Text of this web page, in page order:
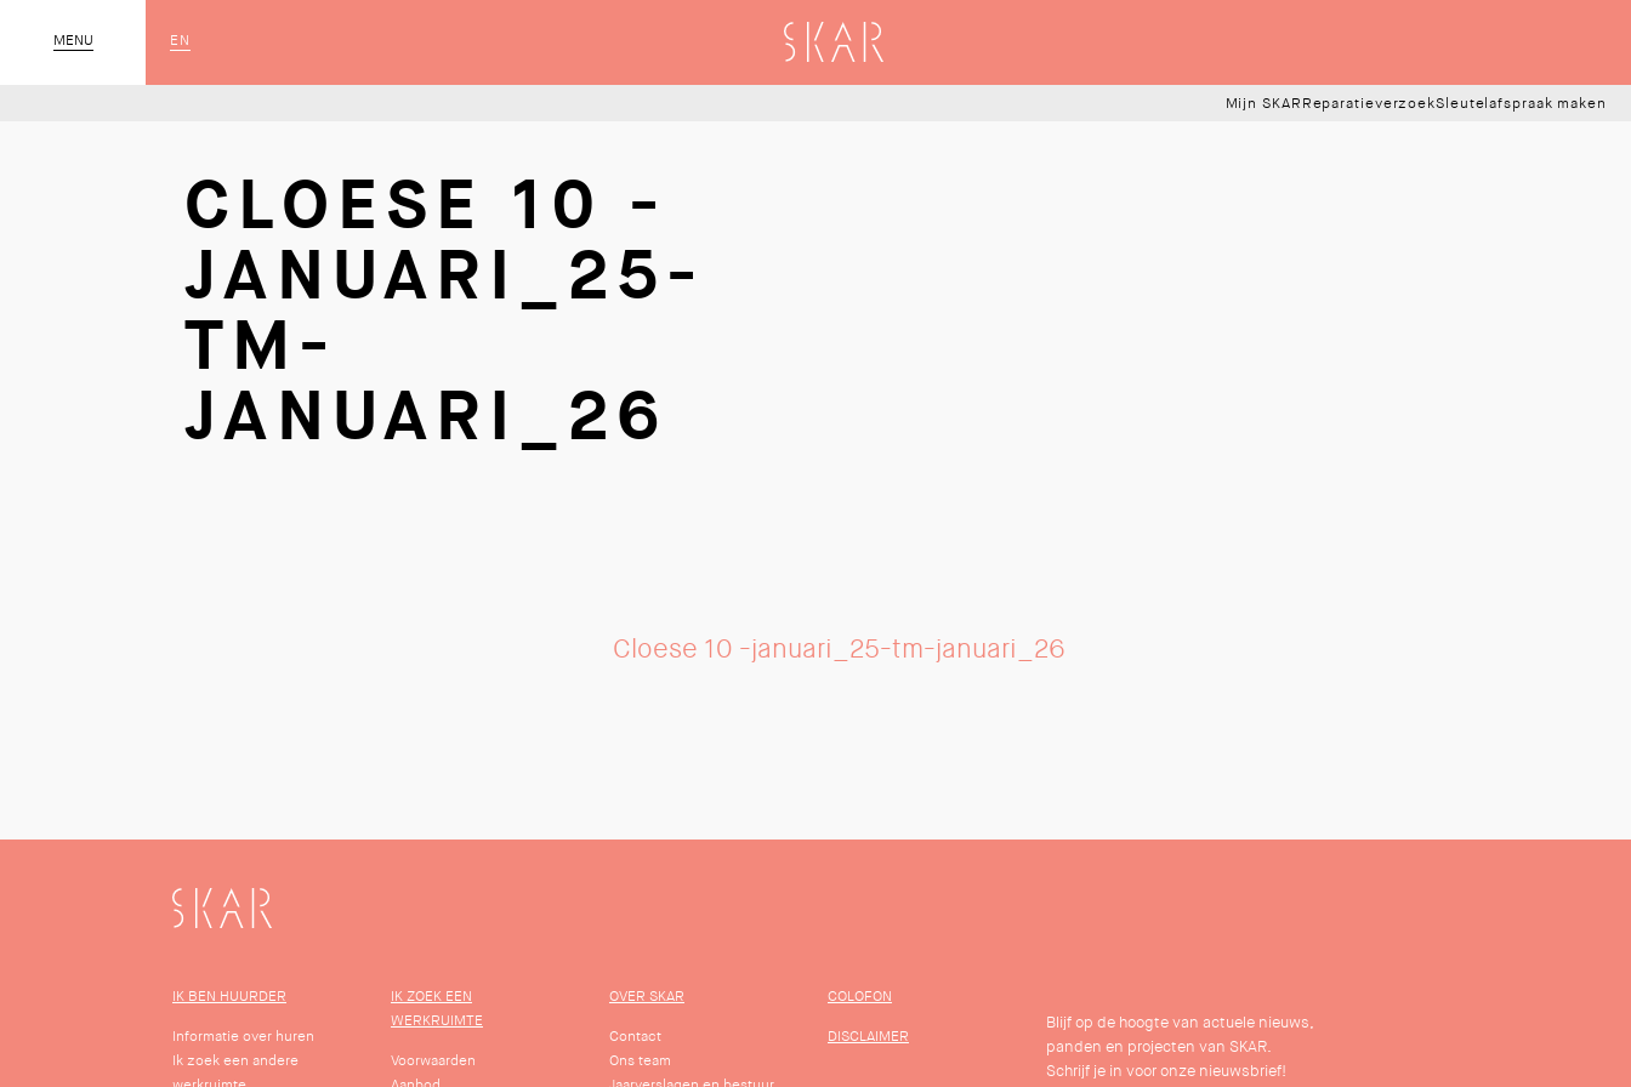
MENU
SLUIT EN SKAR
Mijn SKAR ReparatieverzoekSleutelafspraak maken
CLOESE 10 -
JANUARI_25-
TM-
JANUARI_26
Cloese 10 -januari_25-tm-januari_26
SKAR
IK BEN HUURDER
Informatie over huren
Ik zoek een andere
IK ZOEK EEN
WERKRUIMTE
Voorwaarden
OVER SKAR
Contact
Ons team
COLOFON
DISCLAIMER
Blijf op de hoogte van actuele nieuws,
panden en projecten van SKAR.
Schrijf je in voor onze nieuwsbrief!